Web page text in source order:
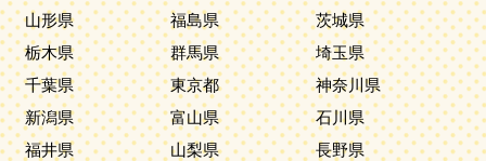
山形県
福島県
茨城県
栃木県
群馬県
埼玉県
千葉県
東京都
神奈川県
新潟県
富山県
石川県
福井県
山梨県
長野県